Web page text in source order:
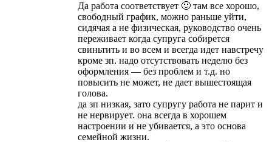
Да работа соответствует 🙂 там все хорошо,
свободный график, можно раньше уйти,
сидячая а не физическая, руководство очень
переживает когда супруга собирется
свиньтить и во всем и всегда идет навстречу
кроме зп. надо отсутствовать неделю без
оформления — без проблем и т.д. но
повысить не может, не дает вышестоящая
голова.
да зп низкая, зато супругу работа не парит и
не нервирует. она всегда в хорошем
настроении и не убивается, а это основа
семейной жизни.